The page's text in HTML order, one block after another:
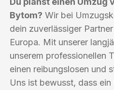
Bytom? Wir bei
dein zuverlässiger
Europa. Mit unserer
unserem professionellen
einen reibungslosen und
Uns ist bewusst, dass